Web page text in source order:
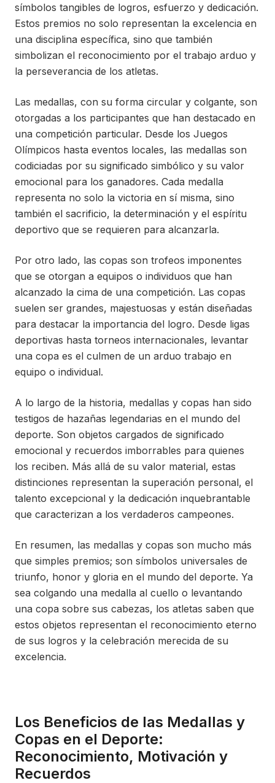
símbolos tangibles de logros, esfuerzo y dedicación.
Estos premios no solo representan la excelencia en
una disciplina específica, sino que también
simbolizan el reconocimiento por el trabajo arduo y
la perseverancia de los atletas.
Las medallas, con su forma circular y colgante, son
otorgadas a los participantes que han destacado en
una competición particular. Desde los Juegos
Olímpicos hasta eventos locales, las medallas son
codiciadas por su significado simbólico y su valor
emocional para los ganadores. Cada medalla
representa no solo la victoria en sí misma, sino
también el sacrificio, la determinación y el espíritu
deportivo que se requieren para alcanzarla.
Por otro lado, las copas son trofeos imponentes
que se otorgan a equipos o individuos que han
alcanzado la cima de una competición. Las copas
suelen ser grandes, majestuosas y están diseñadas
para destacar la importancia del logro. Desde ligas
deportivas hasta torneos internacionales, levantar
una copa es el culmen de un arduo trabajo en
equipo o individual.
A lo largo de la historia, medallas y copas han sido
testigos de hazañas legendarias en el mundo del
deporte. Son objetos cargados de significado
emocional y recuerdos imborrables para quienes
los reciben. Más allá de su valor material, estas
distinciones representan la superación personal, el
talento excepcional y la dedicación inquebrantable
que caracterizan a los verdaderos campeones.
En resumen, las medallas y copas son mucho más
que simples premios; son símbolos universales de
triunfo, honor y gloria en el mundo del deporte. Ya
sea colgando una medalla al cuello o levantando
una copa sobre sus cabezas, los atletas saben que
estos objetos representan el reconocimiento eterno
de sus logros y la celebración merecida de su
excelencia.
Los Beneficios de las Medallas y
Copas en el Deporte:
Reconocimiento, Motivación y
Recuerdos